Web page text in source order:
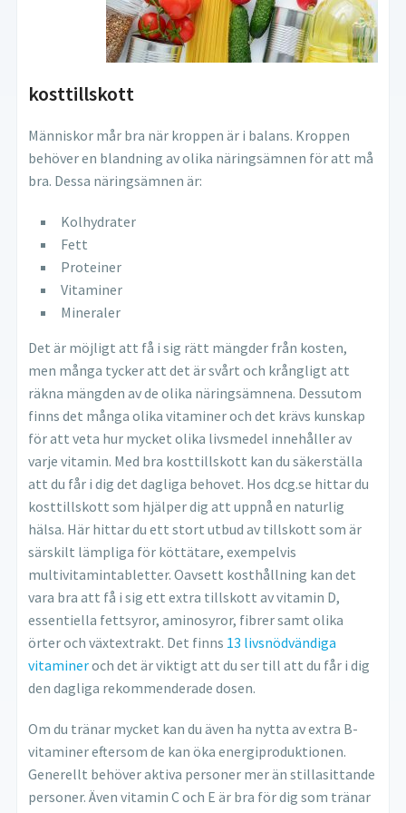
kosttillskott
Människor mår bra när kroppen är i balans. Kroppen
behöver en blandning av olika näringsämnen för att må
bra. Dessa näringsämnen är:
Kolhydrater
Fett
Proteiner
Vitaminer
Mineraler
Det är möjligt att få i sig rätt mängder från kosten,
men många tycker att det är svårt och krångligt att
räkna mängden av de olika näringsämnena. Dessutom
finns det många olika vitaminer och det krävs kunskap
för att veta hur mycket olika livsmedel innehåller av
varje vitamin. Med bra kosttillskott kan du säkerställa
att du får i dig det dagliga behovet. Hos dcg.se hittar du
kosttillskott som hjälper dig att uppnå en naturlig
hälsa. Här hittar du ett stort utbud av tillskott som är
särskilt lämpliga för köttätare, exempelvis
multivitamintabletter. Oavsett kosthållning kan det
vara bra att få i sig ett extra tillskott av vitamin D,
essentiella fettsyror, aminosyror, fibrer samt olika
örter och växtextrakt. Det finns 13 livsnödvändiga
vitamineroch det är viktigt att du ser till att du får i dig
den dagliga rekommenderade dosen.
Om du tränar mycket kan du även ha nytta av extra B-
vitaminer eftersom de kan öka energiproduktionen.
Generellt behöver aktiva personer mer än stillasittande
personer. Även vitamin C och E är bra för dig som tränar